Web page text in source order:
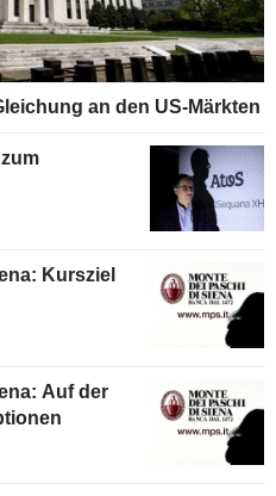
an den US-Märkten
Kursziel
Auf der